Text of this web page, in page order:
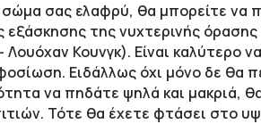
σας ελαφρύ, θα μπορείτε
της νυχτερινής
Κουνγκ). Είναι καλύτερο
Ειδάλλως όχι μόνο δε θα
να πηδάτε ψηλά και μακριά,
Τότε θα έχετε φτάσει στο